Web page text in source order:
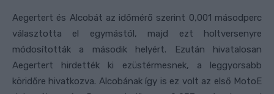
Aegertert és Alcobát az időmérő szerint 0,001 másodperc
választotta el egymástól, majd ezt holtversenyre
módosították a második helyért. Ezután hivatalosan
Aegertert hirdették ki ezüstérmesnek, a leggyorsabb
köridőre hivatkozva. Alcobának így is ez volt az első MotoE